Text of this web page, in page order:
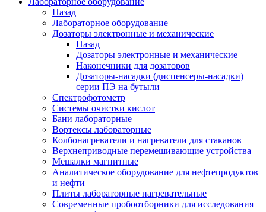
Назад
Лабораторное оборудование
Дозаторы электронные и механические
Назад
Дозаторы электронные и механические
Наконечники для дозаторов
Дозаторы-насадки (диспенсеры-насадки)
серии ПЭ на бутыли
Спектрофотометр
Системы очистки кислот
Бани лабораторные
Вортексы лабораторные
Колбонагреватели и нагреватели для стаканов
Верхнеприводные перемешивающие устройства
Мешалки магнитные
Аналитическое оборудование для нефтепродуктов
и нефти
Плиты лабораторные нагревательные
Современные пробоотборники для исследования